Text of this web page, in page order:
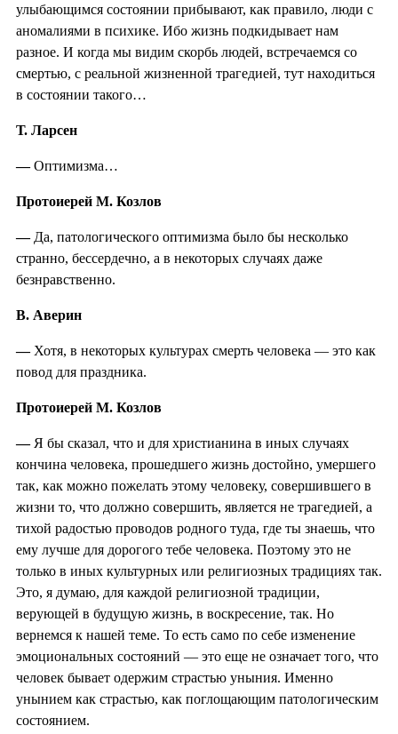
улыбающимся состоянии прибывают, как правило, люди с
аномалиями в психике. Ибо жизнь подкидывает нам
разное. И когда мы видим скорбь людей, встречаемся со
смертью, с реальной жизненной трагедией, тут находиться
в состоянии такого…
Т. Ларсен
—Оптимизма…
Протоиерей М. Козлов
— Да, патологического оптимизма было бы несколько
странно, бессердечно, а в некоторых случаях даже
безнравственно.
В. Аверин
— Хотя, в некоторых культурах смерть человека — это как
повод для праздника.
Протоиерей М. Козлов
— Я бы сказал, что и для христианина в иных случаях
кончина человека, прошедшего жизнь достойно, умершего
так, как можно пожелать этому человеку, совершившего в
жизни то, что должно совершить, является не трагедией, а
тихой радостью проводов родного туда, где ты знаешь, что
ему лучше для дорогого тебе человека. Поэтому это не
только в иных культурных или религиозных традициях так.
Это, я думаю, для каждой религиозной традиции,
верующей в будущую жизнь, в воскресение, так. Но
вернемся к нашей теме. То есть само по себе изменение
эмоциональных состояний — это еще не означает того, что
человек бывает одержим страстью уныния. Именно
унынием как страстью, как поглощающим патологическим
состоянием.